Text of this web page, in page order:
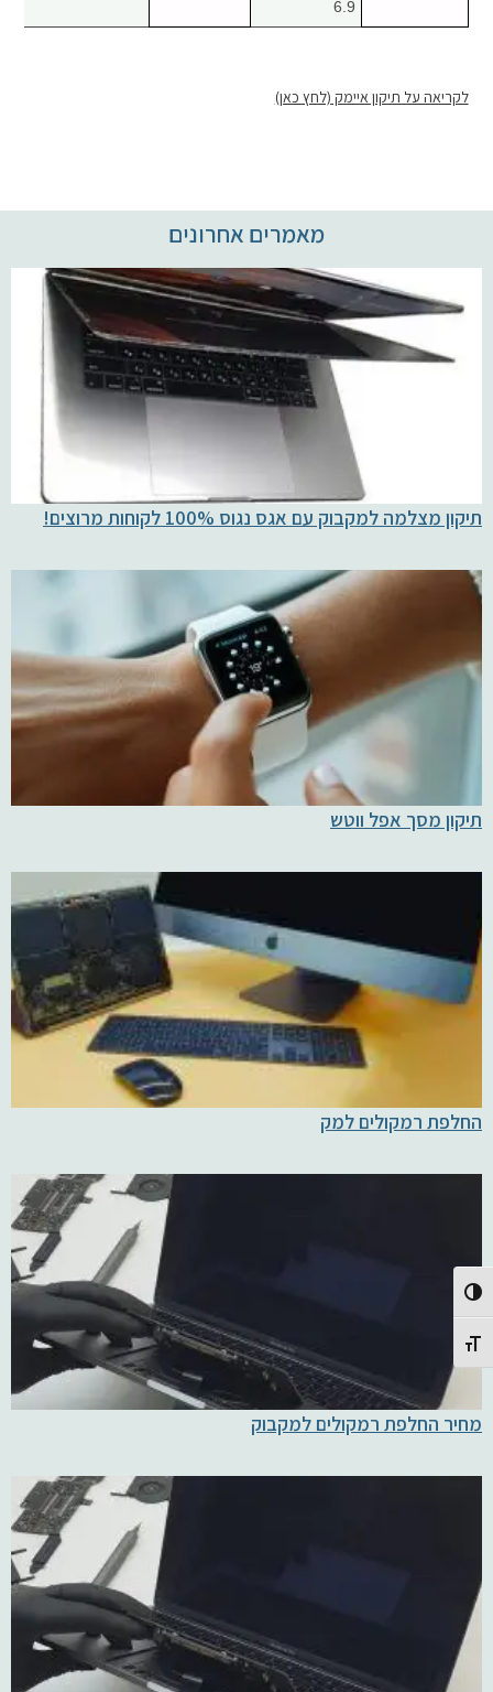
Toggle High Contrast
Toggle Font size
6.9
לקריאה על תיקון איימק (לחץ כאן)
מאמרים אחרונים
תיקון מצלמה למקבוק עם אגס נגוס 100% לקוחות מרוצים!
תיקון מסך אפל ווטש
החלפת רמקולים למק
מחיר החלפת רמקולים למקבוק